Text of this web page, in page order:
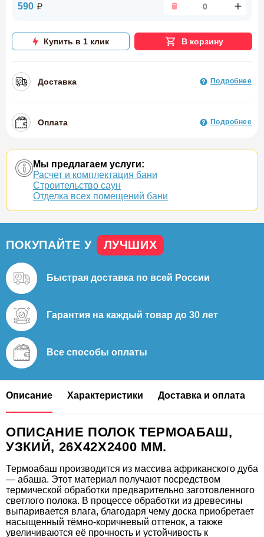
590
Купить в 1 клик В корзину
Доставка Подробнее
Оплата Подробнее
Мы предлагаем услуги:
Расчет и комплектация бани
Строительство саун
Отделка всех помещений бани
ПОКУПАЙТЕ У ЛУЧШИХ
Быстрая доставка по всей России
Гарантия на каждый товар до 30 лет
Все способы оплаты
Описание Характеристики Доставка и оплата
ОПИСАНИЕ ПОЛОК ТЕРМОАБАШ,
УЗКИЙ, 26Х42Х2400 ММ.
Термоабаш производится из массива африканского дуба
— абаша. Этот материал получают посредством
термической обработки предварительно заготовленного
светлого полока. В процессе обработки из древесины
выпаривается влага, благодаря чему доска приобретает
насыщенный тёмно-коричневый оттенок, а также
увеличиваются её прочность и устойчивость к